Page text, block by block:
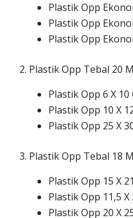
Plastik Opp
Plastik Opp
Plastik Opp
2. Plastik Opp Tebal 20
Plastik Opp 6 X 10
Plastik Opp 10 X
Plastik Opp 25 X
3. Plastik Opp Tebal 18
Plastik Opp 15 X
Plastik Opp 11,5 X
Plastik Opp 20 X